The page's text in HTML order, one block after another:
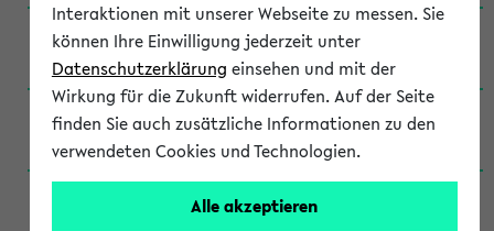
Anglistik: British and American Studies / B.A.
(Einschreibung bis SoSe 2015)
Anglistik: British and American Studies / B.A.
(Einschreibung bis SoSe 2013)
Anglistik: British and American Studies / Ba
(Einschreibung bis SoSe 2011)
Interaktionen mit unserer Webseite zu messen. Sie
können Ihre Einwilligung jederzeit unter
Datenschutzerklärung einsehen und mit der
Wirkung für die Zukunft widerrufen. Auf der Seite
finden Sie auch zusätzliche Informationen zu den
verwendeten Cookies und Technologien.
Alle akzeptieren